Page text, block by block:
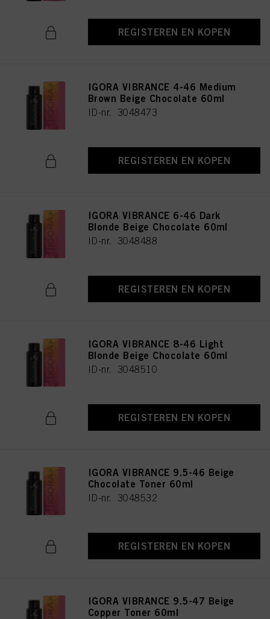
REGISTEREN EN KOPEN
IGORA VIBRANCE 4-46 Medium
Brown Beige Chocolate 60ml
ID-nr. 3048473
REGISTEREN EN KOPEN
IGORA VIBRANCE 6-46 Dark
Blonde Beige Chocolate 60ml
ID-nr. 3048488
REGISTEREN EN KOPEN
IGORA VIBRANCE 8-46 Light
Blonde Beige Chocolate 60ml
ID-nr. 3048510
REGISTEREN EN KOPEN
IGORA VIBRANCE 9.5-46 Beige
Chocolate Toner 60ml
ID-nr. 3048532
REGISTEREN EN KOPEN
IGORA VIBRANCE 9.5-47 Beige
Copper Toner 60ml